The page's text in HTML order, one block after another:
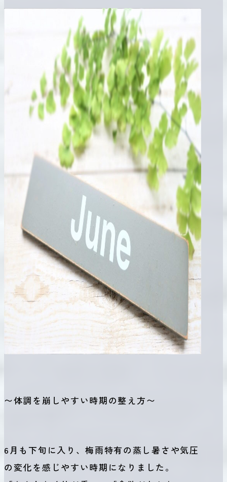
〜体調を崩しやすい時期の整え方〜
6月も下旬に入り、梅雨特有の蒸し暑さや気圧
の変化を感じやすい時期になりました。